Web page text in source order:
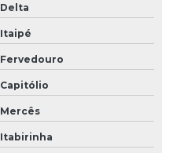
Delta
Itaipé
Fervedouro
Capitólio
Mercês
Itabirinha